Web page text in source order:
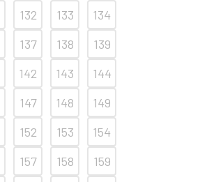
132 133
134
137 138
139
142 143
144
147 148
149
152 153
154
157 158
159